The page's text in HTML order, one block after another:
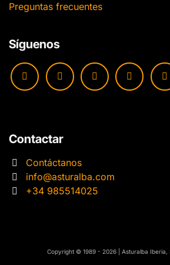
Preguntas frecuentes
Síguenos
Contactar
Contáctanos
info@asturalba.com
+34 985514025
​​Copyright © 1989 - 2026 | Asturalba Iberia,